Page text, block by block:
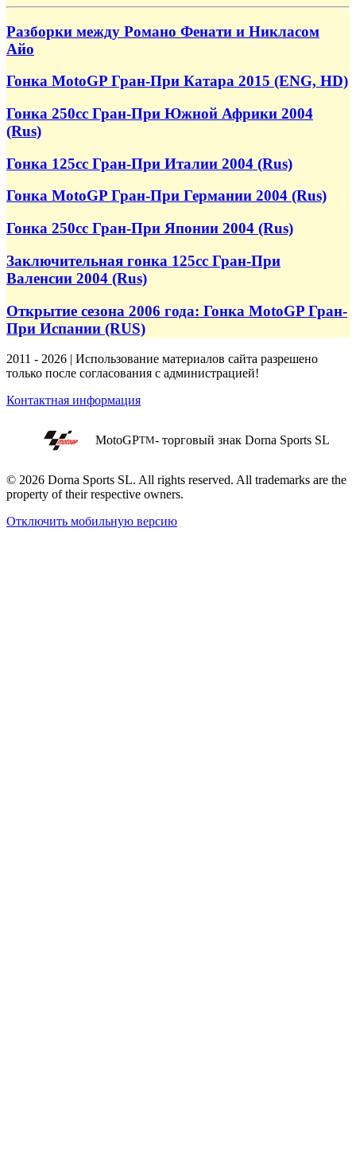
Разборки между Романо Фенати и Никласом
Айо
Гонка MotoGP Гран-При Катара 2015 (ENG, HD)
Гонка 250cc Гран-При Южной Африки 2004
(Rus)
Гонка 125cc Гран-При Италии 2004 (Rus)
Гонка MotoGP Гран-При Германии 2004 (Rus)
Гонка 250cc Гран-При Японии 2004 (Rus)
Заключительная гонка 125cc Гран-При
Валенсии 2004 (Rus)
Открытие сезона 2006 года: Гонка MotoGP Гран-
При Испании (RUS)
2011 - 2026 | Использование материалов сайта разрешено
только после согласования с администрацией!
Контактная информация
MotoGPTM- торговый знак Dorna Sports SL
© 2026 Dorna Sports SL. All rights reserved. All trademarks are the
property of their respective owners.
Отключить мобильную версию